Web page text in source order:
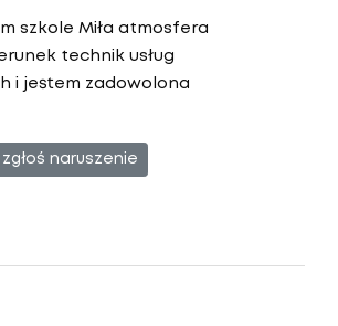
szkole Miła atmosfera
technik usług
i jestem zadowolona
zgłoś naruszenie